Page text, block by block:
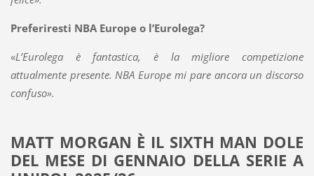
Preferiresti NBA Europe o l’Eurolega?
«L’Eurolega è fantastica, è la migliore competizione
attualmente presente. NBA Europe mi pare ancora un discorso
confuso».
MATT MORGAN È IL SIXTH MAN DOLE
DEL MESE DI GENNAIO DELLA SERIE A